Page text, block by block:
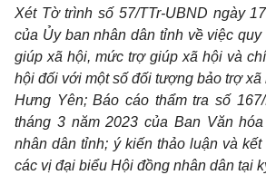
Xét Tờ trình số 57/TTr-UBND ngày
của Ủy ban nhân dân tỉnh về việc
giúp xã hội, mức trợ giúp xã hội và
hội đối với một số đối tượng bảo trợ xã
Hưng Yên; Báo cáo thẩm tra số 167
tháng 3năm 2023 của Ban Văn
nhân dân tỉnh; ý kiến thảo luận và
các vị đại biểu Hội đồng nhân dân tại